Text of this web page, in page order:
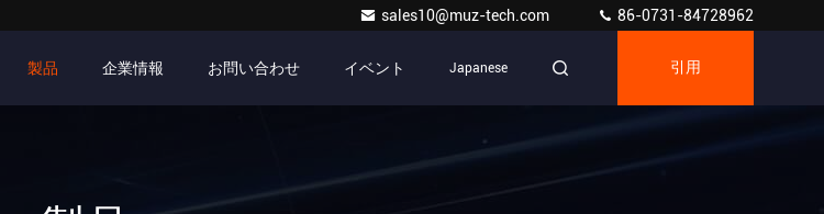
sales10@muz-tech.com 86-0731-84728962
製品 企業情報 お問い合わせ イベント Japanese 引用